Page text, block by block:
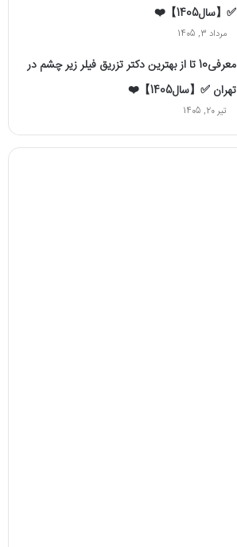
✅【سال1405】❤️
مرداد 3, 1405
معرفی10 تا از بهترین دکتر تزریق فیلر زیر چشم در
تهران ✅【سال1405】❤️
تیر 20, 1405